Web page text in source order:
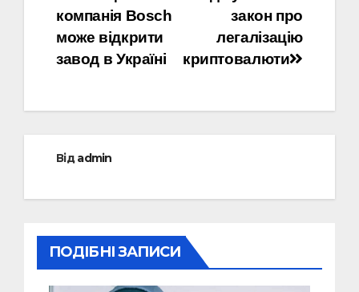
записів
закон про
легалізацію
криптовалюти
компанія Bosch
може відкрити
завод в Україні
Відadmin
ПОДІБНІ ЗАПИСИ